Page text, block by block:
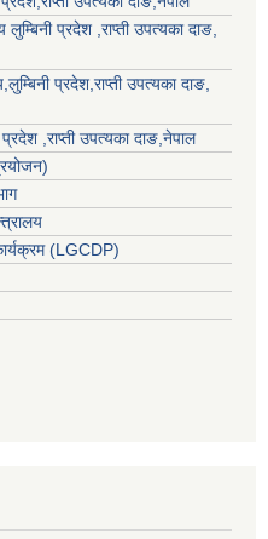
लुम्बिनी प्रदेश ,राप्ती उपत्यका दाङ,
लुम्बिनी प्रदेश,राप्ती उपत्यका दाङ,
प्रदेश ,राप्ती उपत्यका दाङ,नेपाल
(LGCDP)